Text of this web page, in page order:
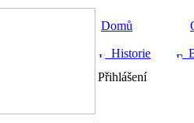
Domů
Historie
Přihlášení